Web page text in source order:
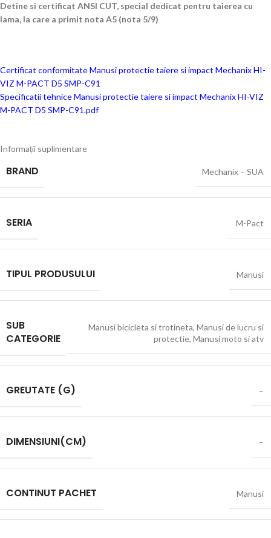
Detine si certificat ANSI CUT, special dedicat pentru taierea cu
lama, la care a primit nota A5 (nota 5/9)
Certificat conformitate Manusi protectie taiere si impact Mechanix HI-
VIZ M-PACT D5 SMP-C91
Specificatii tehnice Manusi protectie taiere si impact Mechanix HI-VIZ
M-PACT D5 SMP-C91.pdf
Informații suplimentare
BRAND Mechanix – SUA
SERIA M-Pact
TIPUL PRODUSULUI Manusi
SUB
CATEGORIE
Manusi bicicleta si trotineta, Manusi de lucru si
protectie, Manusi moto si atv
GREUTATE (G) –
DIMENSIUNI(CM) –
CONTINUT PACHET Manusi